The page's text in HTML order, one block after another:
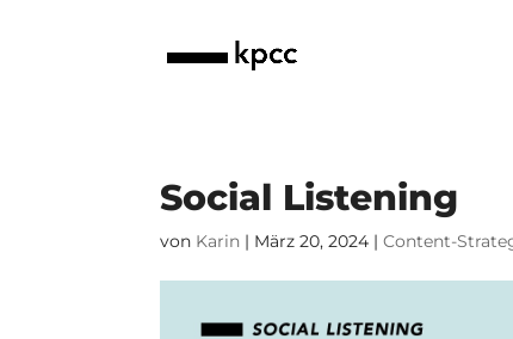
Social Listening
von Karin | März 20, 2024 |Content-